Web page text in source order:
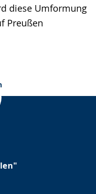
diese Umformung
Preußen